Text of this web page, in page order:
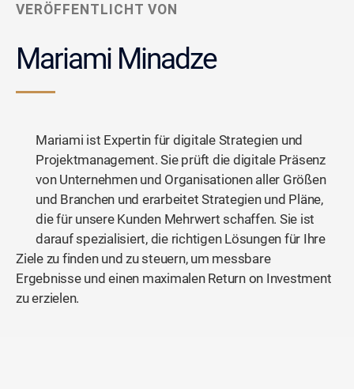
VERÖFFENTLICHT VON
Mariami Minadze
Mariami ist Expertin für digitale Strategien und
Projektmanagement. Sie prüft die digitale Präsenz
von Unternehmen und Organisationen aller Größen
und Branchen und erarbeitet Strategien und Pläne,
die für unsere Kunden Mehrwert schaffen. Sie ist
darauf spezialisiert, die richtigen Lösungen für Ihre
Ziele zu finden und zu steuern, um messbare
Ergebnisse und einen maximalen Return on Investment
zu erzielen.